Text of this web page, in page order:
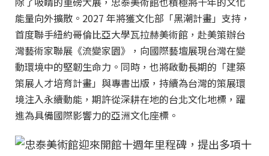
能量向外擴散。2027 年將獲文化部「黑潮計畫」支持，
首度聯手紐約哥倫比亞大學瓦拉赫美術館，赴美策辦台
灣藝術家聯展《流變家園》，向國際藝壇展現台灣在變
動環境中的堅韌生命力。同時，也將啟動長期的「建築
策展人才培育計畫」與專書出版，持續為台灣的策展環
境注入永續動能，期許從深耕在地的台北文化地標，躍
進為具備國際影響力的亞洲文化座標。